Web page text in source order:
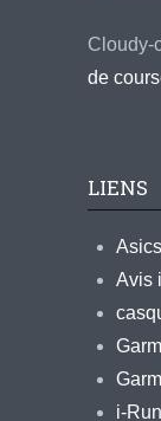
Cloudy-
de
LIENS
Avis
i-